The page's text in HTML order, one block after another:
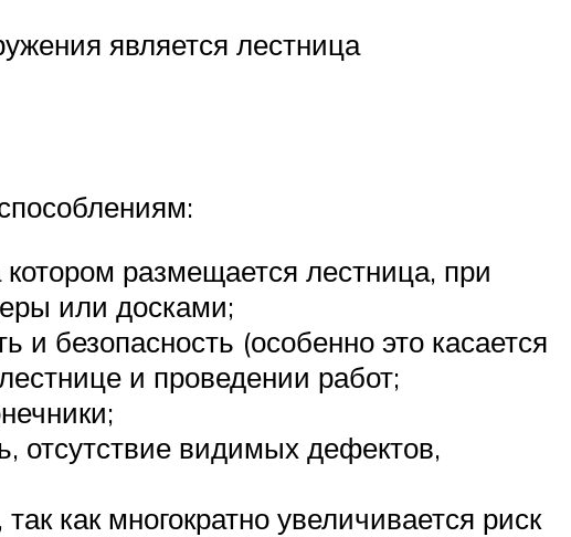
является лестница
размещается лестница, при
или досками;
безопасность (особенно это касается
и проведении работ;
отсутствие видимых дефектов,
как многократно увеличивается риск